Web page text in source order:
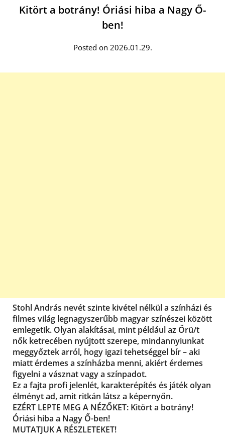
Kitört a botrány! Óriási hiba a Nagy Ő-
ben!
Posted on 2026.01.29.
Stohl András nevét szinte kivétel nélkül a színházi és
filmes világ legnagyszerűbb magyar színészei között
emlegetik. Olyan alakításai, mint például az Őrü/t
nők ketrecében nyújtott szerepe, mindannyiunkat
meggyőztek arról, hogy igazi tehetséggel bír – aki
miatt érdemes a színházba menni, akiért érdemes
figyelni a vásznat vagy a színpadot.
Ez a fajta profi jelenlét, karakterépítés és játék olyan
élményt ad, amit ritkán látsz a képernyőn.
EZÉRT LEPTE MEG A NÉZŐKET: Kitört a botrány!
Óriási hiba a Nagy Ő-ben!
MUTATJUK A RÉSZLETEKET!